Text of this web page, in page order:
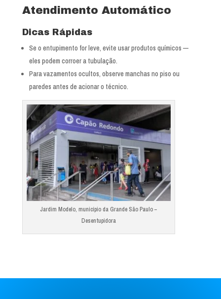
Atendimento Automático
Dicas Rápidas
Se o entupimento for leve, evite usar produtos químicos —
eles podem corroer a tubulação.
Para vazamentos ocultos, observe manchas no piso ou
paredes antes de acionar o técnico.
Jardim Modelo, município da Grande São Paulo –
Desentupidora